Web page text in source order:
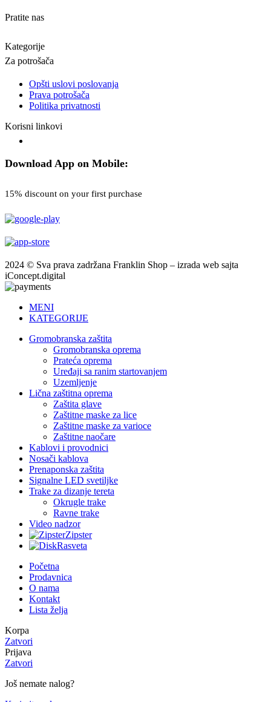
Pratite nas
Kategorije
Za potrošača
Opšti uslovi poslovanja
Prava potrošača
Politika privatnosti
Korisni linkovi
Download App on Mobile:
15% discount on your first purchase
2024 © Sva prava zadržana Franklin Shop – izrada web sajta
iConcept.digital
MENI
KATEGORIJE
Gromobranska zaštita
Gromobranska oprema
Prateća oprema
Uređaji sa ranim startovanjem
Uzemljenje
Lična zaštitna oprema
Zaštita glave
Zaštitne maske za lice
Zaštitne maske za varioce
Zaštitne naočare
Kablovi i provodnici
Nosači kablova
Prenaponska zaštita
Signalne LED svetiljke
Trake za dizanje tereta
Okrugle trake
Ravne trake
Video nadzor
Zipster
Rasveta
Početna
Prodavnica
O nama
Kontakt
Lista želja
Korpa
Zatvori
Prijava
Zatvori
Još nemate nalog?